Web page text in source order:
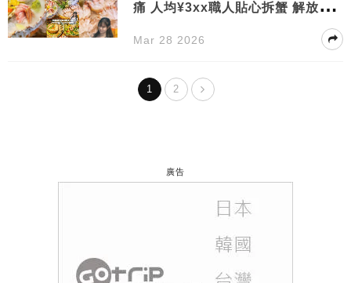
痛 人均¥3xx職人貼心拆蟹 解放雙
Mar 28 2026
1 2
廣告